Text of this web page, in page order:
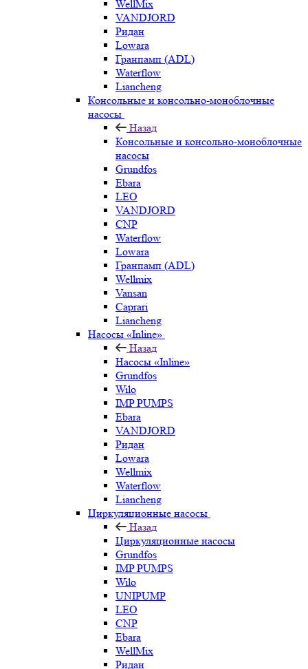
WellMix
VANDJORD
Ридан
Lowara
Гранпамп (ADL)
Waterflow
Liancheng
Консольные и консольно-моноблочные
насосы
Назад
Консольные и консольно-моноблочные
насосы
Grundfos
Ebara
LEO
VANDJORD
CNP
Waterflow
Lowara
Гранпамп (ADL)
Wellmix
Vansan
Caprari
Liancheng
Насосы «Inline»
Назад
Насосы «Inline»
Grundfos
Wilo
IMP PUMPS
Ebara
VANDJORD
Ридан
Lowara
Wellmix
Waterflow
Liancheng
Циркуляционные насосы
Назад
Циркуляционные насосы
Grundfos
IMP PUMPS
Wilo
UNIPUMP
LEO
CNP
Ebara
WellMix
Ридан